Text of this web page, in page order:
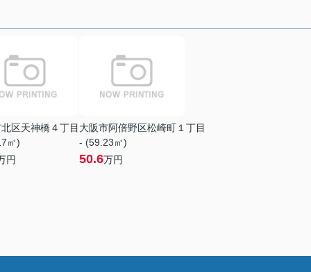
区天神橋４丁目
㎡)
円
大阪市阿倍野区松崎町１丁目
- (59.23㎡)
50.6万円